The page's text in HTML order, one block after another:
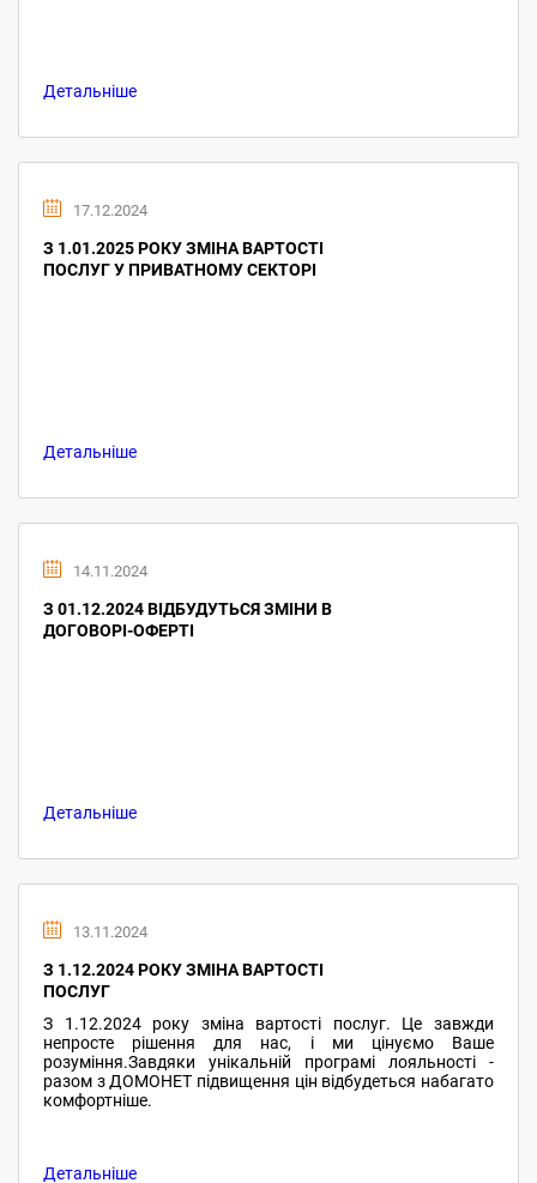
Детальніше
17.12.2024
З 1.01.2025 РОКУ ЗМІНА ВАРТОСТІ
ПОСЛУГ У ПРИВАТНОМУ СЕКТОРІ
Детальніше
14.11.2024
З 01.12.2024 ВІДБУДУТЬСЯ ЗМІНИ В
ДОГОВОРІ-ОФЕРТІ
Детальніше
13.11.2024
З 1.12.2024 РОКУ ЗМІНА ВАРТОСТІ
ПОСЛУГ
З 1.12.2024 року зміна вартості послуг. Це завжди
непросте рішення для нас, і ми цінуємо Ваше
розуміння.Завдяки унікальній програмі лояльності -
разом з ДОМОНЕТ підвищення цін відбудеться набагато
комфортніше.
Детальніше